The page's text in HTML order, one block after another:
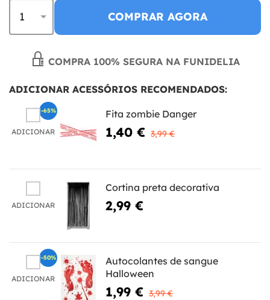
COMPRAR AGORA
COMPRA 100% SEGURA NA FUNIDELIA
ADICIONAR ACESSÓRIOS RECOMENDADOS:
ADICIONAR
Fita zombie Danger
1,40 € 3,99 €
-65%
ADICIONAR
Cortina preta decorativa
2,99 €
ADICIONAR
Autocolantes de sangue
Halloween
1,99 € 3,99 €
-50%